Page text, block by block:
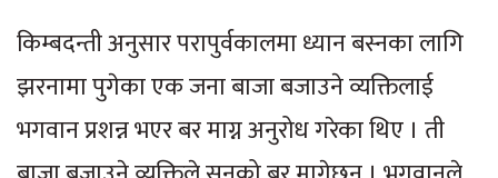
किम्बदन्ती अनुसार परापुर्वकालमा ध्यान बस्नका लागि
झरनामा पुगेका एक जना बाजा बजाउने व्यक्तिलाई
भगवान प्रशन्न भएर बर माग्न अनुरोध गरेका थिए । ती